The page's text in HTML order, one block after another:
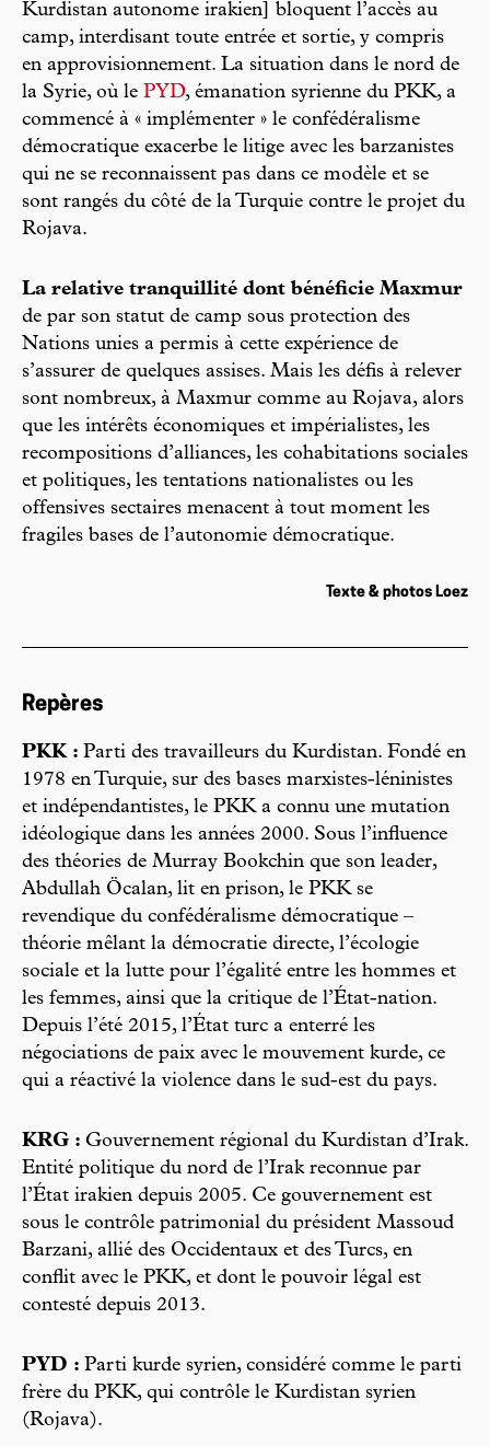
Kurdistan autonome irakien] bloquent l’accès au
camp, interdisant toute entrée et sortie, y compris
en approvisionnement. La situation dans le nord de
la Syrie, où le PYD, émanation syrienne du PKK, a
commencé à « implémenter » le confédéralisme
démocratique exacerbe le litige avec les barzanistes
qui ne se reconnaissent pas dans ce modèle et se
sont rangés du côté de la Turquie contre le projet du
Rojava.
La relative tranquillité dont bénéficie Maxmur
de par son statut de camp sous protection des
Nations unies a permis à cette expérience de
s’assurer de quelques assises. Mais les défis à relever
sont nombreux, à Maxmur comme au Rojava, alors
que les intérêts économiques et impérialistes, les
recompositions d’alliances, les cohabitations sociales
et politiques, les tentations nationalistes ou les
offensives sectaires menacent à tout moment les
fragiles bases de l’autonomie démocratique.
Texte & photos Loez
Repères
PKK : Parti des travailleurs du Kurdistan. Fondé en
1978 en Turquie, sur des bases marxistes-léninistes
et indépendantistes, le PKK a connu une mutation
idéologique dans les années 2000. Sous l’influence
des théories de Murray Bookchin que son leader,
Abdullah Öcalan, lit en prison, le PKK se
revendique du confédéralisme démocratique –
théorie mêlant la démocratie directe, l’écologie
sociale et la lutte pour l’égalité entre les hommes et
les femmes, ainsi que la critique de l’État-nation.
Depuis l’été 2015, l’État turc a enterré les
négociations de paix avec le mouvement kurde, ce
qui a réactivé la violence dans le sud-est du pays.
KRG : Gouvernement régional du Kurdistan d’Irak.
Entité politique du nord de l’Irak reconnue par
l’État irakien depuis 2005. Ce gouvernement est
sous le contrôle patrimonial du président Massoud
Barzani, allié des Occidentaux et des Turcs, en
conflit avec le PKK, et dont le pouvoir légal est
contesté depuis 2013.
PYD : Parti kurde syrien, considéré comme le parti
frère du PKK, qui contrôle le Kurdistan syrien
(Rojava).